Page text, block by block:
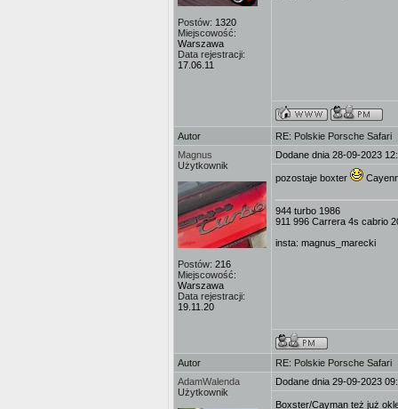
Postów: 1320
Miejscowość:
Warszawa
Data rejestracji:
17.06.11
Autor
RE: Polskie Porsche Safari
Magnus
Użytkownik
Postów: 216
Miejscowość:
Warszawa
Data rejestracji:
19.11.20
Dodane dnia 28-09-2023
pozostaje boxter
944 turbo 1986
911 996 Carrera 4s cabrio
insta: magnus_marecki
Autor
RE: Polskie Porsche Safari
AdamWalenda
Użytkownik
Dodane dnia 29-09-2023
Boxster/Cayman też już